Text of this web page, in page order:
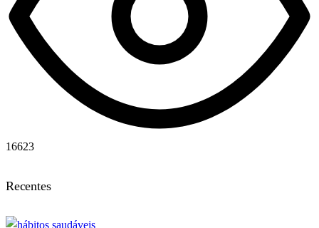
16623
Recentes